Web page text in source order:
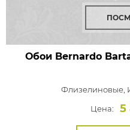
Обои Bernardo
Флизелиновые,
Цена:
5